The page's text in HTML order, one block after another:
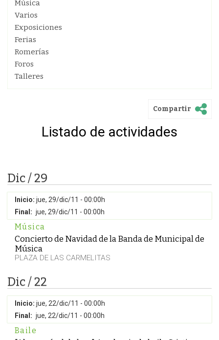
Música
Varios
Exposiciones
Ferias
Romerías
Foros
Talleres
Compartir
Listado de actividades
Dic / 29
Inicio: jue, 29/dic/11 - 00:00h
Final: jue, 29/dic/11 - 00:00h
Música
Concierto de Navidad de la Banda de Municipal de
Música
PLAZA DE LAS CARMELITAS
Dic / 22
Inicio: jue, 22/dic/11 - 00:00h
Final: jue, 22/dic/11 - 00:00h
Baile